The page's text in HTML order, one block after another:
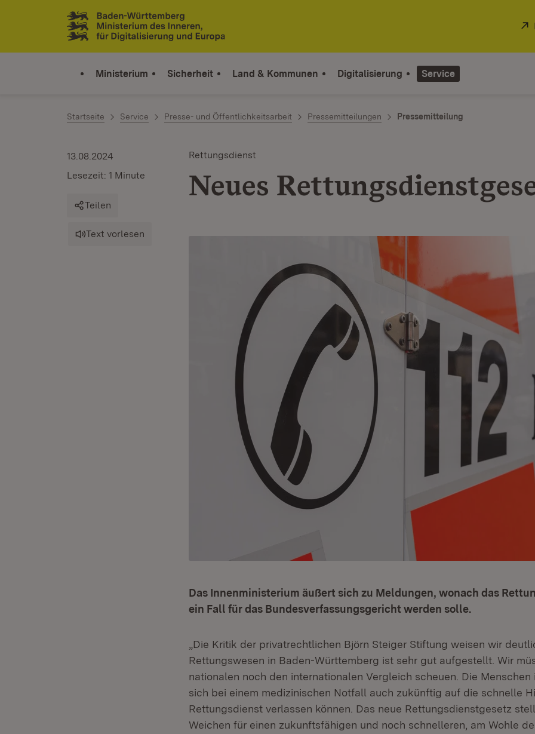
Zum Inhalt springen
Link zur Startseite
Ministerium Sicherheit Land & Kommunen Digitalisierung Service
Startseite Service Presse- und Öffentlichkeitsarbeit Pressemitteilungen Pressemitteilung
Rettungsdienst
Neues
13.08.2024
Lesezeit: 1 Minute
Teilen
Text vorlesen
Das Innenministerium äußert sich zu Meldungen, wonach das
ein Fall für das Bundesverfassungsgericht werden solle.
„Die Kritik der privatrechtlichen Björn Steiger Stiftung weisen wir
Rettungswesen in Baden-Württemberg ist sehr gut aufgestellt. Wir
nationalen noch den internationalen Vergleich scheuen. Die Menschen
sich bei einem medizinischen Notfall auch zukünftig auf die schnelle
Rettungsdienst verlassen können. Das neue Rettungsdienstgesetz
Weichen für einen zukunftsfähigen und noch schnelleren, am Wohle